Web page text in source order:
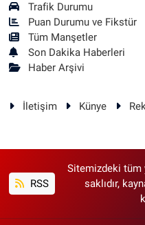
Trafik Durumu
Puan Durumu ve Fikstür
Tüm Manşetler
Son Dakika Haberleri
Haber Arşivi
İletişim Künye
RSS
Sitemizdeki tüm
saklıdır,